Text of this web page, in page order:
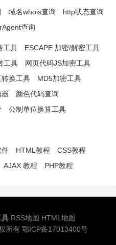
域名whois查询
http状态查询
查询
工具
ESCAPE 加密/解密工具
工具
网页代码JS加密工具
换工具
MD5加密工具
颜色代码查询
公制单位换算工具
件 HTML教程
CSS教程
AJAX 教程 PHP教程
具 RSS地图 HTML地图
所有 鄂ICP备17013400号